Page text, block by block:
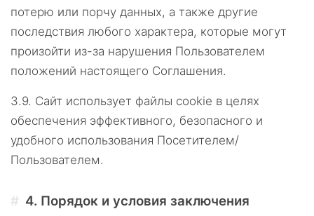
потерю или порчу данных, а также другие
последствия любого характера, которые могут
произойти из-за нарушения Пользователем
положений настоящего Соглашения.
3.9. Сайт использует файлы cookie в целях
обеспечения эффективного, безопасного и
удобного использования Посетителем/
Пользователем.
4. Порядок и условия заключения